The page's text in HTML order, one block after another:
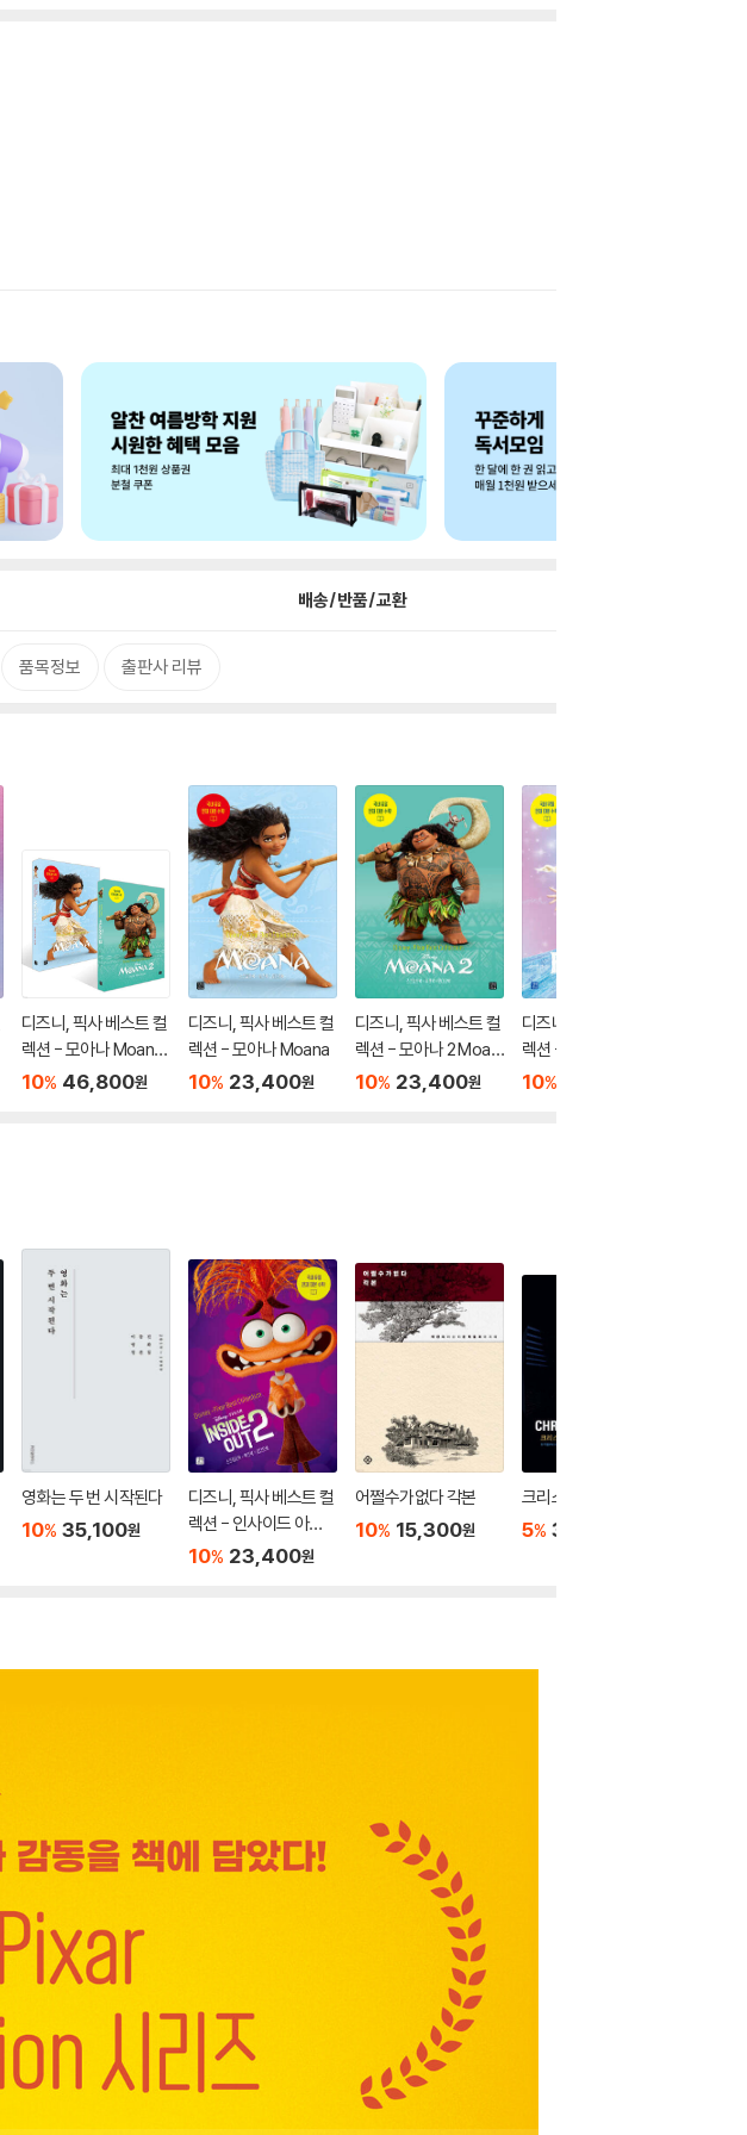
배송/반품/교환
품목정보 출판사 리뷰
디즈니, 픽사 베스트 컬
렉션 - 모아나 Moana
1~2 세트
10% 46,800원
디즈니, 픽사 베스트 컬
렉션 - 모아나 Moana
10% 23,400원
디즈니, 픽사 베스트 컬
렉션 - 모아나 2 Moan
a 2
10% 23,400원
디즈니, 픽사 베스트 컬
렉션 - 겨울왕국 Froze
n
10%
영화는 두 번 시작된다
10% 35,100원
디즈니, 픽사 베스트 컬
렉션 - 인사이드 아웃 2
Inside Out 2
10% 23,400원
어쩔수가없다 각본
10% 15,300원
크리스토퍼 놀란
5% 31,350